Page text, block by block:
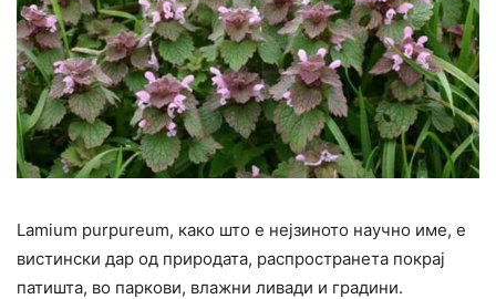
Lamium purpureum, како што е нејзиното научно име, е
вистински дар од природата, распространета покрај
патишта, во паркови, влажни ливади и градини.